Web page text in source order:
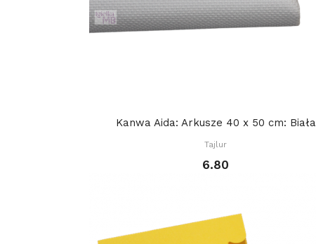
Kanwa Aida: Arkusze 40 x 50 cm: Biała
Tajlur
6.80